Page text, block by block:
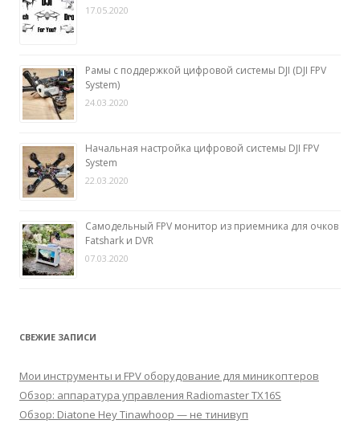
17.05.2020
Рамы с поддержкой цифровой системы DJI (DJI FPV
System)
24.03.2020
Начальная настройка цифровой системы DJI FPV
System
22.03.2020
Самодельный FPV монитор из приемника для очков
Fatshark и DVR
07.03.2020
СВЕЖИЕ ЗАПИСИ
Мои инструменты и FPV оборудование для миникоптеров
Обзор: аппаратура управления Radiomaster TX16S
Обзор: Diatone Hey Tinawhoop — не тинивуп